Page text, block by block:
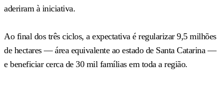
aderiram à iniciativa.
Ao final dos três ciclos, a expectativa é regularizar 9,5 milhões
de hectares — área equivalente ao estado de Santa Catarina —
e beneficiar cerca de 30 mil famílias em toda a região.